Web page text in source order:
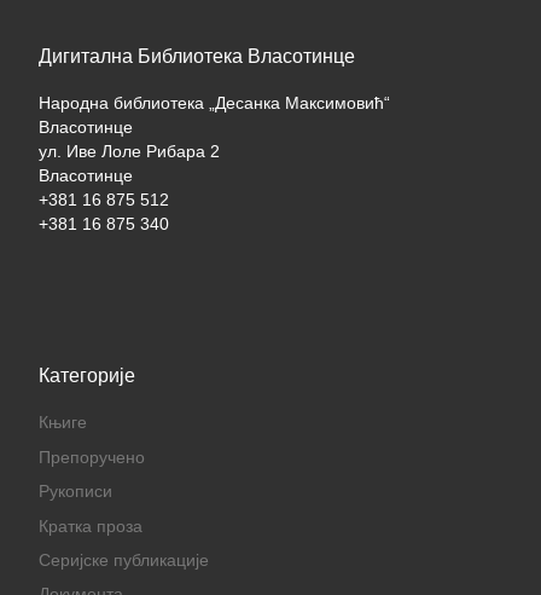
Дигитална Библиотека Власотинце
Народна библиотека „Десанка Максимовић“
Власотинце
ул. Иве Лоле Рибара 2
Власотинце
+381 16 875 512
+381 16 875 340
Категорије
Књиге
Препоручено
Рукописи
Кратка проза
Серијске публикације